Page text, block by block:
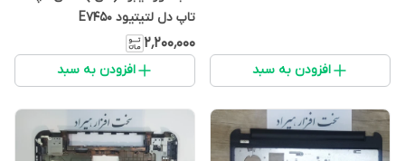
افزودن به سبد
تاپ دل لتیتیود E7450
۲٬۲۰۰٬۰۰۰
افزودن به سبد